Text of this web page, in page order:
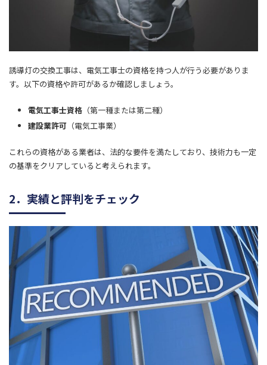
誘導灯の交換工事は、電気工事士の資格を持つ人が行う必要がありま
す。以下の資格や許可があるか確認しましょう。
電気工事士資格 （第一種または第二種）
建設業許可 （電気工事業）
これらの資格がある業者は、法的な要件を満たしており、技術力も一定
の基準をクリアしていると考えられます。
2．実績と評判をチェック